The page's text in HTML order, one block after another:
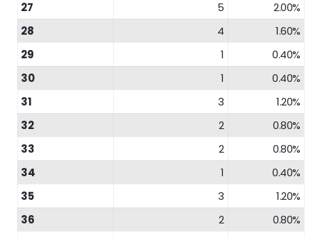
27
5
2.00%
28
4
1.60%
29
1
0.40%
30
1
0.40%
31
3
1.20%
32
2
0.80%
33
2
0.80%
34
1
0.40%
35
3
1.20%
36
2
0.80%